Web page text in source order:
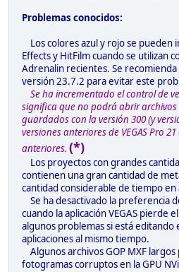
Problemas conocidos:
Los colores azul y rojo se pueden
Effects y HitFilm cuando se utilizan
Adrenalin recientes. Se
versión 23.7.2 para evitar este
Se ha incrementado el control de
significa que no podrá abrir archivos
guardados con la versión 300 (y
versiones anteriores de VEGAS Pro 21
anteriores. (*)
Los proyectos con grandes
contienen una gran cantidad de
cantidad considerable de tiempo en
Se ha desactivado la preferencia
cuando la aplicación VEGAS pierde
algunos problemas si está editando
aplicaciones al mismo tiempo.
Algunos archivos GOP MXF
fotogramas corruptos en la GPU